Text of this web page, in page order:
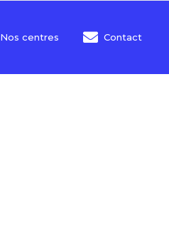
Nos centres Contact